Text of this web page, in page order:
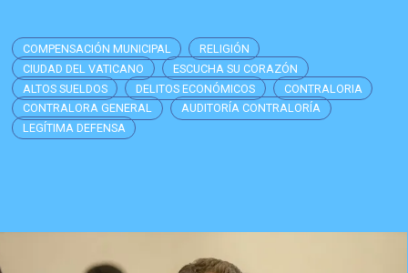
COMPENSACIÓN MUNICIPAL
RELIGIÓN
CIUDAD DEL VATICANO
ESCUCHA SU CORAZÓN
ALTOS SUELDOS
DELITOS ECONÓMICOS
CONTRALORIA
CONTRALORA GENERAL
AUDITORÍA CONTRALORÍA
LEGÍTIMA DEFENSA